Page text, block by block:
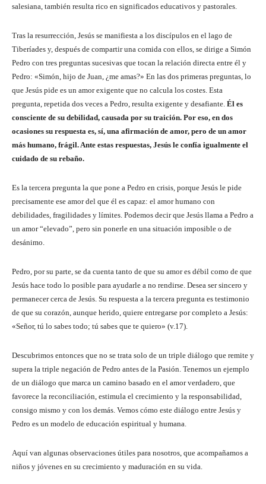
salesiana, también resulta rico en significados educativos y pastorales.
Tras la resurrección, Jesús se manifiesta a los discípulos en el lago de
Tiberíades y, después de compartir una comida con ellos, se dirige a Simón
Pedro con tres preguntas sucesivas que tocan la relación directa entre él y
Pedro: «Simón, hijo de Juan, ¿me amas?» En las dos primeras preguntas, lo
que Jesús pide es un amor exigente que no calcula los costes. Esta
pregunta, repetida dos veces a Pedro, resulta exigente y desafiante. Él es
consciente de su debilidad, causada por su traición. Por eso, en dos
ocasiones su respuesta es, sí, una afirmación de amor, pero de un amor
más humano, frágil. Ante estas respuestas, Jesús le confía igualmente el
cuidado de su rebaño.
Es la tercera pregunta la que pone a Pedro en crisis, porque Jesús le pide
precisamente ese amor del que él es capaz: el amor humano con
debilidades, fragilidades y límites. Podemos decir que Jesús llama a Pedro a
un amor “elevado”, pero sin ponerle en una situación imposible o de
desánimo.
Pedro, por su parte, se da cuenta tanto de que su amor es débil como de que
Jesús hace todo lo posible para ayudarle a no rendirse. Desea ser sincero y
permanecer cerca de Jesús. Su respuesta a la tercera pregunta es testimonio
de que su corazón, aunque herido, quiere entregarse por completo a Jesús:
«Señor, tú lo sabes todo; tú sabes que te quiero» (v.17).
Descubrimos entonces que no se trata solo de un triple diálogo que remite y
supera la triple negación de Pedro antes de la Pasión. Tenemos un ejemplo
de un diálogo que marca un camino basado en el amor verdadero, que
favorece la reconciliación, estimula el crecimiento y la responsabilidad,
consigo mismo y con los demás. Vemos cómo este diálogo entre Jesús y
Pedro es un modelo de educación espiritual y humana.
Aquí van algunas observaciones útiles para nosotros, que acompañamos a
niños y jóvenes en su crecimiento y maduración en su vida.